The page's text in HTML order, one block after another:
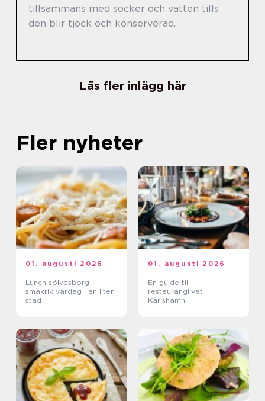
tillsammans med socker och vatten tills
den blir tjock och konserverad.
Läs fler inlägg här
Fler nyheter
01. augusti 2026
Lunch sölvesborg
smakrik vardag i en liten
stad
01. augusti 2026
En guide till
restauranglivet i
Karlshamn